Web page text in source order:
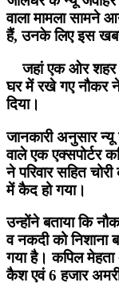
वाला मामला सामने
हैं, उनके लिए इस
जहां एक ओर शहर
घर में रखे गए नौकर ने
दिया।
जानकारी अनुसार
वाले एक एक्सपोर्टर
ने परिवार सहित
में कैद हो गया।
उन्होंने बताया कि
व नकदी को निशाना
गया है। कपिल
कैश एवं 6 हजार